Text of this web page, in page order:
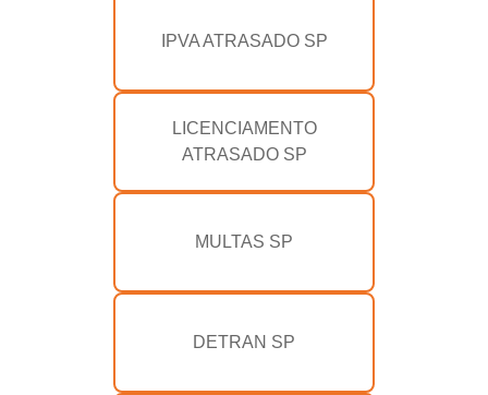
IPVA ATRASADO SP
LICENCIAMENTO
ATRASADO SP
MULTAS SP
DETRAN SP